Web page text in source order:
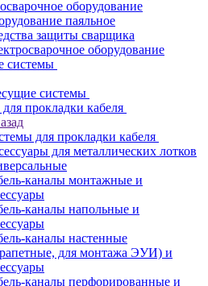
оборудование
паяльное
защиты сварщика
оборудование
системы
системы
прокладки кабеля
для прокладки кабеля
для металлических лотков
каналы монтажные и
каналы напольные и
каналы настенные
для монтажа ЭУИ) и
каналы перфорированные и